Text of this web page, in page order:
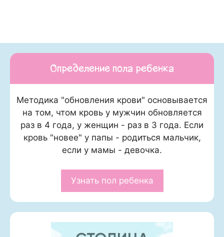
Определение пола ребенка
Методика "обновления крови" основывается
на том, чтом кровь у мужчин обновляется
раз в 4 года, у женщин - раз в 3 года. Если
кровь "новее" у папы - родиться мальчик,
если у мамы - девочка.
Узнать пол ребенка